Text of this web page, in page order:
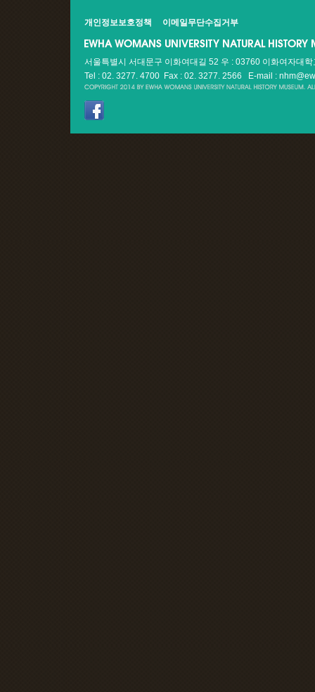
개인정보보호정책 이메일무단수집거부
서울특별시 서대문구 이화여대길 52 우 : 03760 이화여자대
Tel : 02. 3277. 4700 Fax : 02. 3277. 2566
E-mail :